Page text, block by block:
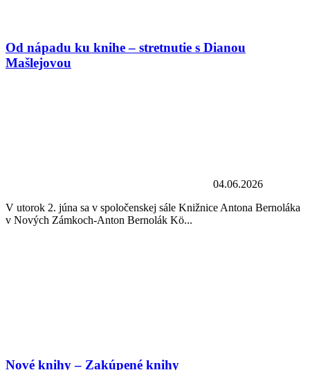
Od nápadu ku knihe – stretnutie s Dianou
Mašlejovou
04.06.2026
V utorok 2. júna sa v spoločenskej sále Knižnice Antona Bernoláka
v Nových Zámkoch-Anton Bernolák Kö...
Nové knihy – Zakúpené knihy